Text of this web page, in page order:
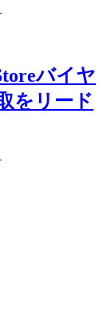
バイヤ
をリード